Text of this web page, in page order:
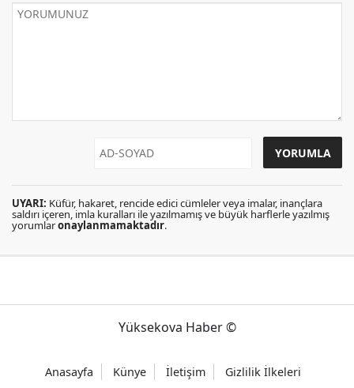
UYARI: Küfür, hakaret, rencide edici cümleler veya imalar, inançlara
saldırı içeren, imla kuralları ile yazılmamış ve büyük harflerle yazılmış
yorumlaronaylanmamaktadır.
Yüksekova Haber ©
Anasayfa Künye İletişim Gizlilik İlkeleri